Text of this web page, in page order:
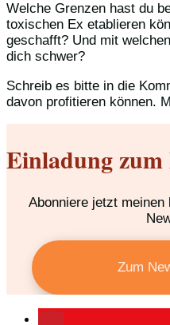
Welche Grenzen hast du
toxischen Ex etablieren
geschafft? Und mit
dich schwer?
Schreib es bitte in die
davon profitieren können.
Einladung
Abonniere jetzt
Zum